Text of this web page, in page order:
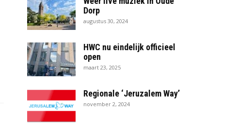
Dorp
augustus 30, 2024
HWC nu eindelijk officieel
open
maart 23, 2025
Regionale ‘Jeruzalem Way’
november 2, 2024